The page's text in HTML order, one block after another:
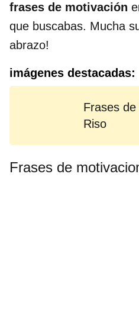
frases de motivación
que buscabas. Mucha
abrazo!
imágenes destacadas:
Frases
Riso
Frases de